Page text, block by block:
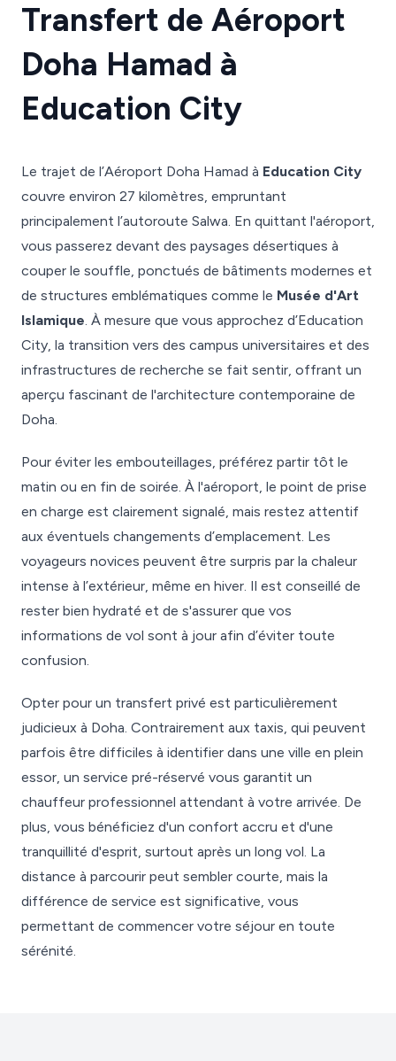
Transfert de Aéroport
Doha Hamad à
Education City
Le trajet de l’Aéroport Doha Hamad à Education City
couvre environ 27 kilomètres, empruntant
principalement l’autoroute Salwa. En quittant l'aéroport,
vous passerez devant des paysages désertiques à
couper le souffle, ponctués de bâtiments modernes et
de structures emblématiques comme le Musée d'Art
Islamique. À mesure que vous approchez d’Education
City, la transition vers des campus universitaires et des
infrastructures de recherche se fait sentir, offrant un
aperçu fascinant de l'architecture contemporaine de
Doha.
Pour éviter les embouteillages, préférez partir tôt le
matin ou en fin de soirée. À l'aéroport, le point de prise
en charge est clairement signalé, mais restez attentif
aux éventuels changements d’emplacement. Les
voyageurs novices peuvent être surpris par la chaleur
intense à l’extérieur, même en hiver. Il est conseillé de
rester bien hydraté et de s'assurer que vos
informations de vol sont à jour afin d’éviter toute
confusion.
Opter pour un transfert privé est particulièrement
judicieux à Doha. Contrairement aux taxis, qui peuvent
parfois être difficiles à identifier dans une ville en plein
essor, un service pré-réservé vous garantit un
chauffeur professionnel attendant à votre arrivée. De
plus, vous bénéficiez d'un confort accru et d'une
tranquillité d'esprit, surtout après un long vol. La
distance à parcourir peut sembler courte, mais la
différence de service est significative, vous
permettant de commencer votre séjour en toute
sérénité.